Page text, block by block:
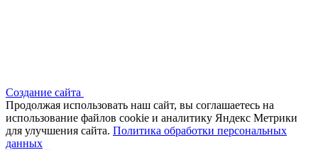
Создание сайта
Продолжая использовать наш сайт, вы соглашаетесь на
использование файлов сооkіе и аналитику Яндекс Метрики
для улучшения сайта. Политика обработки персональных
данных